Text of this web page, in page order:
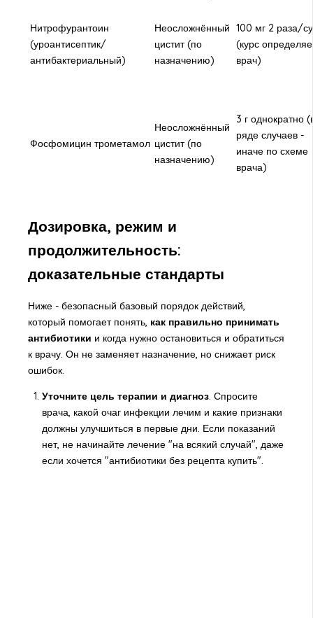
Нитрофурантоин
(уроантисептик/
антибактериальный)
Неосложнённый
цистит (по
назначению)
100 мг 2 раза/
(курс
врач)
Фосфомицин трометамол
Неосложнённый
цистит (по
назначению)
3 г однократно
ряде случаев -
иначе по схеме
врача)
Дозировка, режим и
продолжительность:
доказательные стандарты
Ниже - безопасный базовый порядок действий,
который помогает понять, как правильно принимать
антибиотики и когда нужно остановиться и обратиться
к врачу. Он не заменяет назначение, но снижает риск
ошибок.
Уточните цель терапии и диагноз. Спросите
врача, какой очаг инфекции лечим и какие признаки
должны улучшиться в первые дни. Если показаний
нет, не начинайте лечение "на всякий случай", даже
если хочется "антибиотики без рецепта купить".